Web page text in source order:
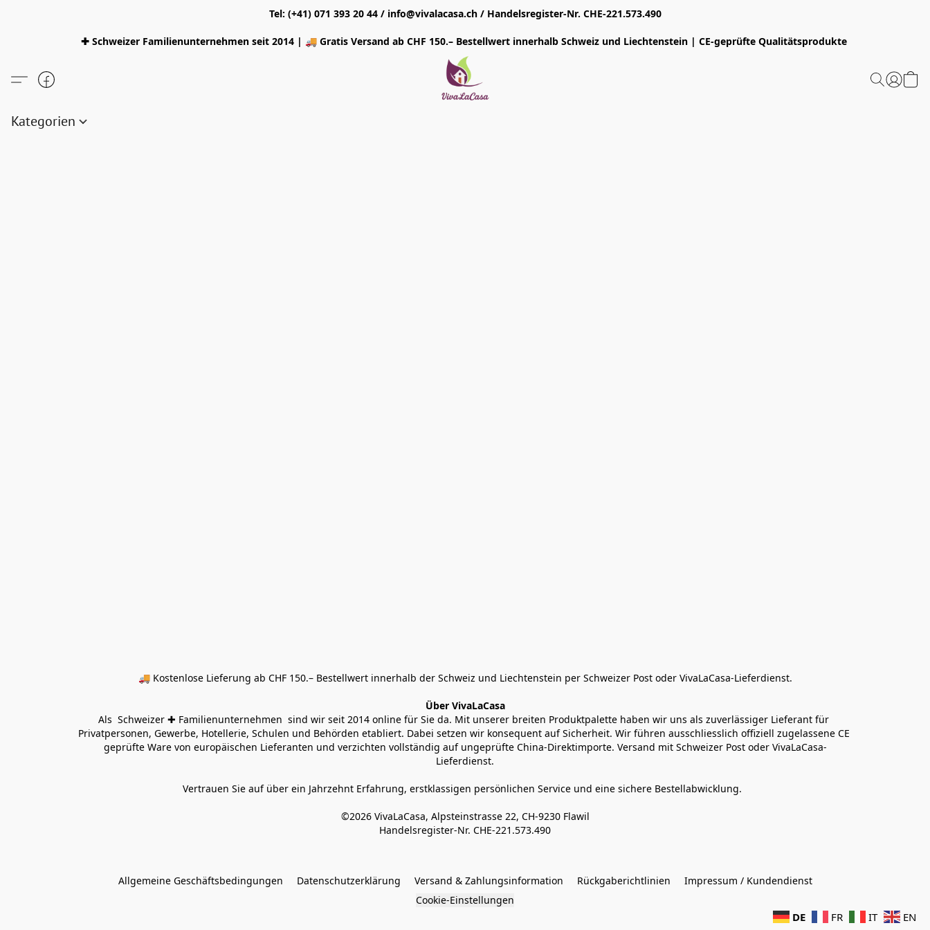
Tel: (+41) 071 393 20 44 / info@vivalacasa.ch / Handelsregister-Nr. CHE-221.573.490
✚ Schweizer Familienunternehmen seit 2014 | 🚚 Gratis Versand ab CHF 150.– Bestellwert innerhalb Schweiz und Liechtenstein | CE-geprüfte Qualitätsprodukte
Kategorien
🚚 Kostenlose Lieferung ab CHF 150.– Bestellwert innerhalb der Schweiz und Liechtenstein per Schweizer Post oder VivaLaCasa-Lieferdienst.
Über VivaLaCasa
Als  Schweizer ✚ Familienunternehmen  sind wir seit 2014 online für Sie da. Mit unserer breiten Produktpalette haben wir uns als zuverlässiger Lieferant für
Privatpersonen, Gewerbe, Hotellerie, Schulen und Behörden etabliert. Dabei setzen wir konsequent auf Sicherheit. Wir führen ausschliesslich offiziell zugelassene CE
geprüfte Ware von europäischen Lieferanten und verzichten vollständig auf ungeprüfte China-Direktimporte. Versand mit Schweizer Post oder VivaLaCasa-
Lieferdienst.
Vertrauen Sie auf über ein Jahrzehnt Erfahrung, erstklassigen persönlichen Service und eine sichere Bestellabwicklung.
©2026 VivaLaCasa, Alpsteinstrasse 22, CH-9230 Flawil
Handelsregister-Nr. CHE-221.573.490
Allgemeine Geschäftsbedingungen Datenschutzerklärung Versand & Zahlungsinformation Rückgaberichtlinien
Impressum / Kundendienst
Cookie-Einstellungen
DE FR IT EN